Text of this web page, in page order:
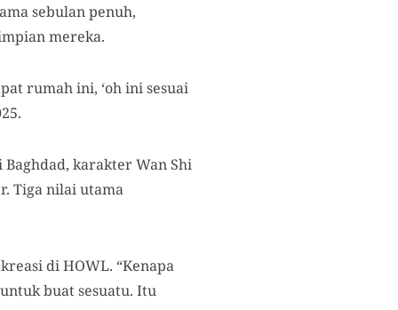
sebulan penuh,
mereka.
rumah ini, ‘oh ini sesuai
karakter Wan Shi
Tiga nilai utama
di HOWL. “Kenapa
buat sesuatu. Itu